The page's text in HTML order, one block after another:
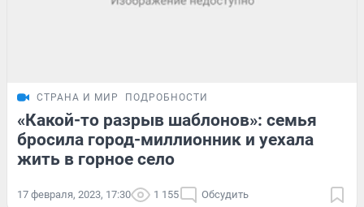
СТРАНА И МИР ПОДРОБНОСТИ
«Какой-то разрыв шаблонов»: семья
бросила город-миллионник и уехала
жить в горное село
17 февраля, 2023, 17:30 1 155 Обсудить